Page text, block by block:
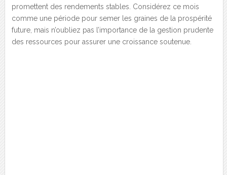
promettent des rendements stables. Considérez ce mois
comme une période pour semer les graines de la prospérité
future, mais n’oubliez pas l’importance de la gestion prudente
des ressources pour assurer une croissance soutenue.